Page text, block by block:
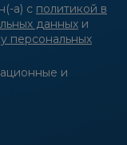
а) с политикой в
данных и
персональных
и